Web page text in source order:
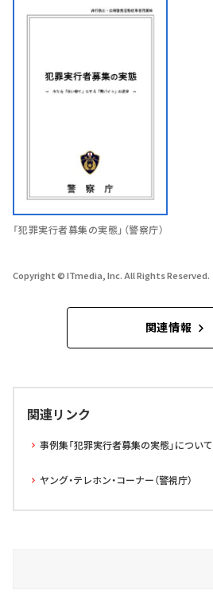
「犯罪実行者募集の実態」（警察庁）
Copyright © ITmedia, Inc. All Rights Reserved.
関連情報
関連リンク
事例集「犯罪実行者募集の実態」について
ヤング・テレホン・コーナー（警視庁）